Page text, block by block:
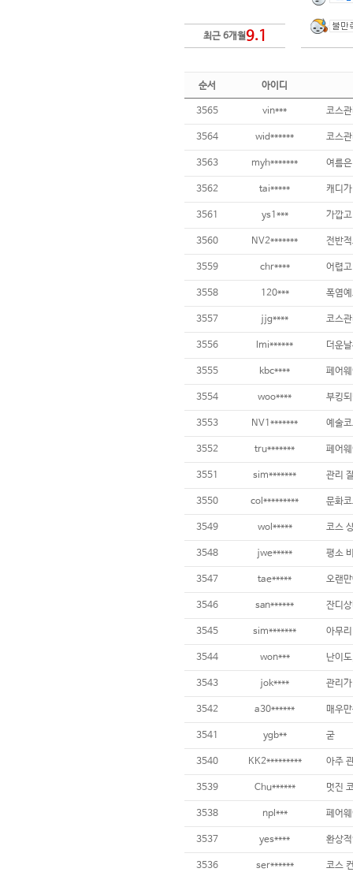
최근 6개월9.1
순서 아이디
3565 vin***
3564 wid****** 코스
3563 myh*******
3562 tai*****
3561 ys1***
3560 NV2*******
3559 chr**** 어렵
3558 120***
3557 jjg****
3556 lmi******
3555 kbc****
3554 woo**** 부킹
3553 NV1*******
3552 tru*******
3551 sim******* 관리
3550 col*********
3549 wol*****
3548 jwe*****
3547 tae*****
3546 san******
3545 sim*******
3544 won*** 난이
3543 jok****
3542 a30******
3541 ygb** 굳
3540 KK2*********
3539 Chu****** 멋진
3538 npl***
3537 yes****
3536 ser****** 코스